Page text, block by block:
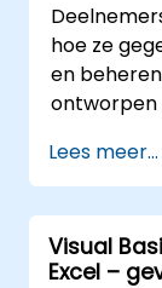
hoe ze
en
ontworpen
de
een
kan
Lees meer...
Visual
Excel –